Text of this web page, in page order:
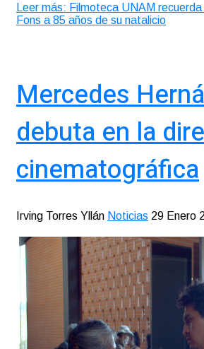
Leer más: Filmoteca UNAM
Fons a 85 años de su natalicio
Mercedes
debuta en la
cinematográfica
Irving Torres Yllán Noticias 29 Enero